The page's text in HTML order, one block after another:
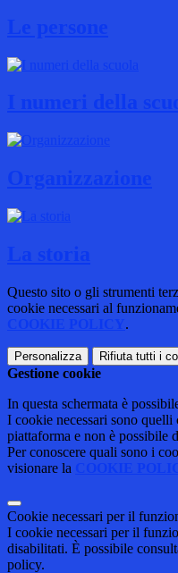
Le persone
I numeri della
Organizzazione
La storia
Questo sito o gli strumenti
cookie necessari al
COOKIE POLICY .
Personalizza Rifiuta tutti i
Gestione cookie
In questa schermata è
I cookie necessari sono
piattaforma e non è possibile
Per conoscere quali sono i
visionare la
COOKIE
Cookie necessari per il
I cookie necessari per il
disabilitati. È possibile
policy.